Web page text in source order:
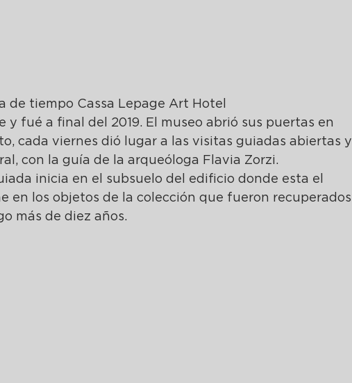
de tiempo Cassa Lepage Art Hotel
y fué a final del 2019. El museo abrió sus puertas en
cada viernes dió lugar a las visitas guiadas abiertas y
con la guía de la arqueóloga Flavia Zorzi.
inicia en el subsuelo del edificio donde esta el
en los objetos de la colección que fueron recuperados
más de diez años.